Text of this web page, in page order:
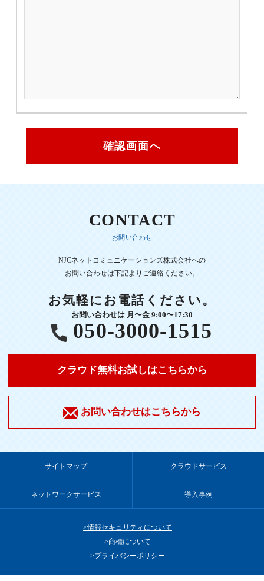
CONTACT
お問い合わせ
NJCネットコミュニケーションズ株式会社への
お問い合わせは下記よりご連絡ください。
お気軽にお電話ください。
お問い合わせは 月〜金 9:00〜17:30
050-3000-1515
クラウド無料お試しはこちらから
お問い合わせはこちらから
サイトマップ クラウドサービス
ネットワークサービス 導入事例
情報セキュリティについて
商標について
プライバシーポリシー